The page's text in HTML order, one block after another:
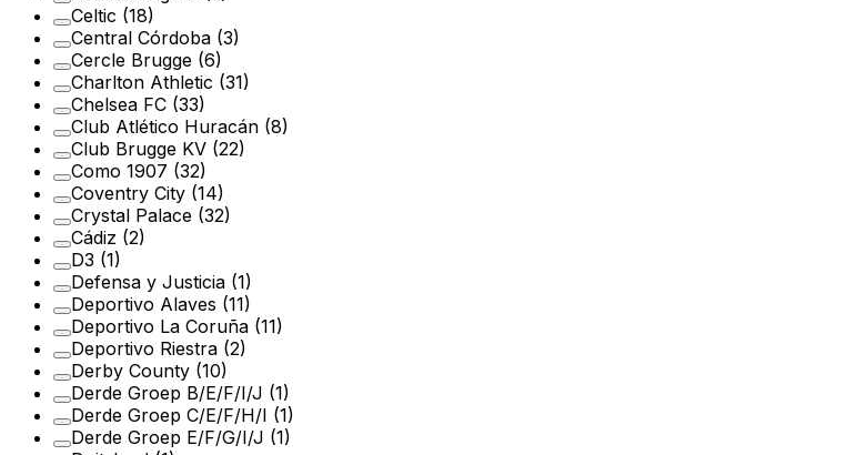
Celtic (18)
Central Córdoba (3)
Cercle Brugge (6)
Charlton Athletic (31)
Chelsea FC (33)
Club Atlético Huracán (8)
Club Brugge KV (22)
Como 1907 (32)
Coventry City (14)
Crystal Palace (32)
Cádiz (2)
D3 (1)
Defensa y Justicia (1)
Deportivo Alaves (11)
Deportivo La Coruña (11)
Deportivo Riestra (2)
Derby County (10)
Derde Groep B/E/F/I/J (1)
Derde Groep C/E/F/H/I (1)
Derde Groep E/F/G/I/J (1)